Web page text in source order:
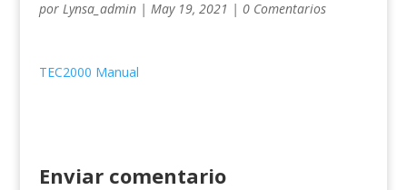
por Lynsa_admin| May 19, 2021 | 0 Comentarios
TEC2000 Manual
Enviar comentario